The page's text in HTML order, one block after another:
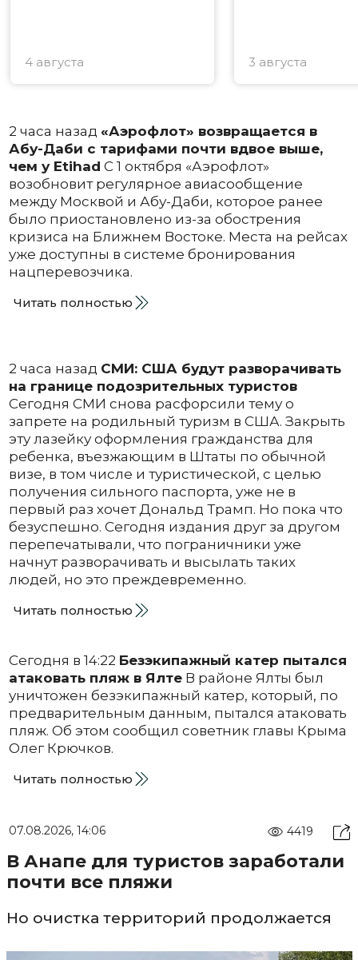
4 августа 3 августа
2 часа назад «Аэрофлот» возвращается в
Абу-Даби с тарифами почти вдвое выше,
чем у Etihad С 1 октября «Аэрофлот»
возобновит регулярное авиасообщение
между Москвой и Абу-Даби, которое ранее
было приостановлено из-за обострения
кризиса на Ближнем Востоке. Места на рейсах
уже доступны в системе бронирования
нацперевозчика.
Читать полностью
2 часа назад СМИ: США будут разворачивать
на границе подозрительных туристов
Сегодня СМИ снова расфорсили тему о
запрете на родильный туризм в США. Закрыть
эту лазейку оформления гражданства для
ребенка, въезжающим в Штаты по обычной
визе, в том числе и туристической, с целью
получения сильного паспорта, уже не в
первый раз хочет Дональд Трамп. Но пока что
безуспешно. Сегодня издания друг за другом
перепечатывали, что пограничники уже
начнут разворачивать и высылать таких
людей, но это преждевременно.
Читать полностью
Сегодня в 14:22 Безэкипажный катер пытался
атаковать пляж в ЯлтеВ районе Ялты был
уничтожен безэкипажный катер, который, по
предварительным данным, пытался атаковать
пляж. Об этом сообщил советник главы Крыма
Олег Крючков.
Читать полностью
07.08.2026, 14:06 4419
В Анапе для туристов заработали
почти все пляжи
Но очистка территорий продолжается